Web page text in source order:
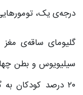
درجه‌ی یک،
گلیومای ساقه‌ی
۲۰ درصد کودکان